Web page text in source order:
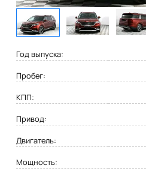
Год выпуска:
Пробег:
КПП:
Привод:
Двигатель:
Мощность: